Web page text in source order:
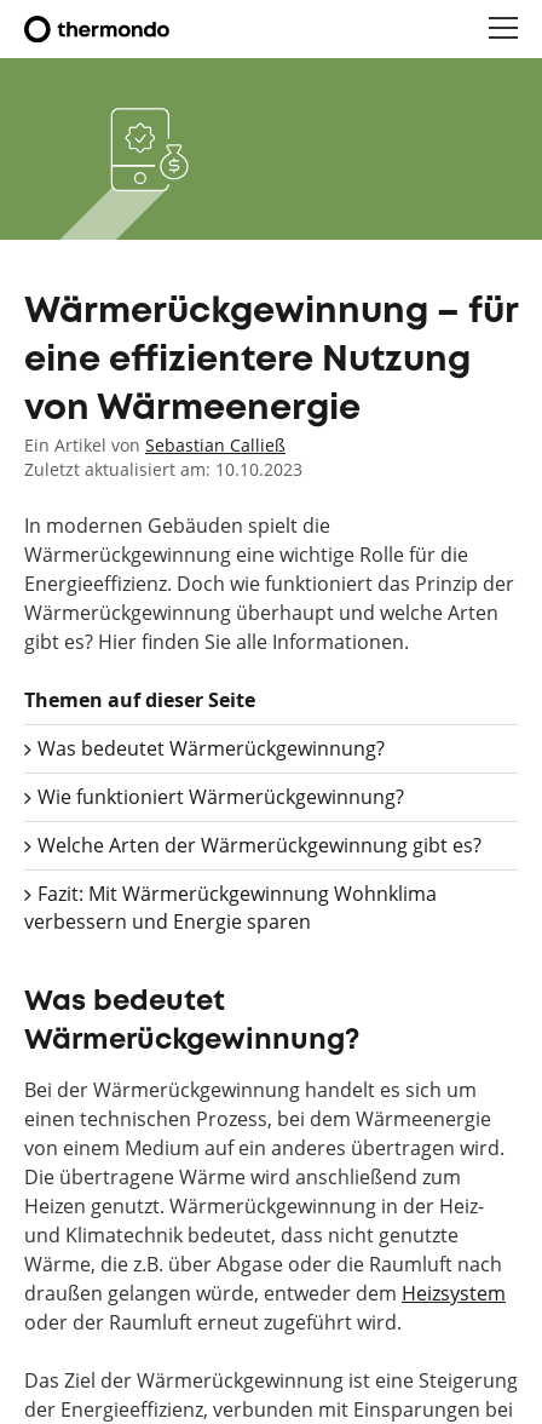
Wärmerückgewinnung – für
eine effizientere Nutzung
von Wärmeenergie
Ein Artikel von Sebastian Calließ
Zuletzt aktualisiert am: 10.10.2023
In modernen Gebäuden spielt die
Wärmerückgewinnung eine wichtige Rolle für die
Energieeffizienz. Doch wie funktioniert das Prinzip der
Wärmerückgewinnung überhaupt und welche Arten
gibt es? Hier finden Sie alle Informationen.
Themen auf dieser Seite
Was bedeutet Wärmerückgewinnung?
Wie funktioniert Wärmerückgewinnung?
Welche Arten der Wärmerückgewinnung gibt es?
Fazit: Mit Wärmerückgewinnung Wohnklima
verbessern und Energie sparen
Was bedeutet
Wärmerückgewinnung?
Bei der Wärmerückgewinnung handelt es sich um
einen technischen Prozess, bei dem Wärmeenergie
von einem Medium auf ein anderes übertragen wird.
Die übertragene Wärme wird anschließend zum
Heizen genutzt. Wärmerückgewinnung in der Heiz-
und Klimatechnik bedeutet, dass nicht genutzte
Wärme, die z.B. über Abgase oder die Raumluft nach
draußen gelangen würde, entweder dem Heizsystem
oder der Raumluft erneut zugeführt wird.
Das Ziel der Wärmerückgewinnung ist eine Steigerung
der Energieeffizienz, verbunden mit Einsparungen bei